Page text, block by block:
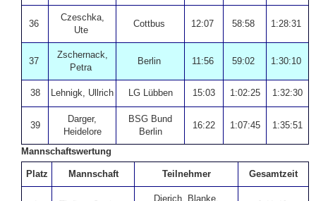
36
Czeschka,
Ute
Cottbus 12:07 58:58 1:28:31
37
Zschernack,
Petra
Berlin 11:56 59:02 1:30:10
38 Lehnigk, Ullrich LG Lübben 15:03 1:02:25 1:32:30
39
Darger,
Heidelore
BSG Bund
Berlin
16:22 1:07:45 1:35:51
Mannschaftswertung
Platz Mannschaft Teilnehmer Gesamtzeit
Dierich, Blanke,